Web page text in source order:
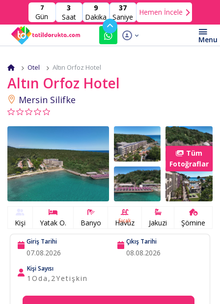
7
Gün
3
Saat
9
Dakika
36
Saniye
Hemen İncele
Otel Altın Orfoz Hotel
Altın Orfoz Hotel
Mersin Silifke
Tüm
Fotoğraflar
Kişi Yatak O. Banyo Sıcak
Havuz Jakuzi Şömine
Giriş Tarihi Çıkış Tarihi
Kişi Sayısı
1 Oda, 2Yetişkin